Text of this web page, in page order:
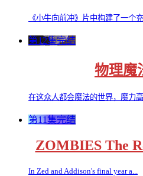
《小牛向前冲》片中构建了一个
第12集完结
物理魔
在这众人都会魔法的世界，魔力
第11集完结
ZOMBIES The
In Zed and Addison's final year a...